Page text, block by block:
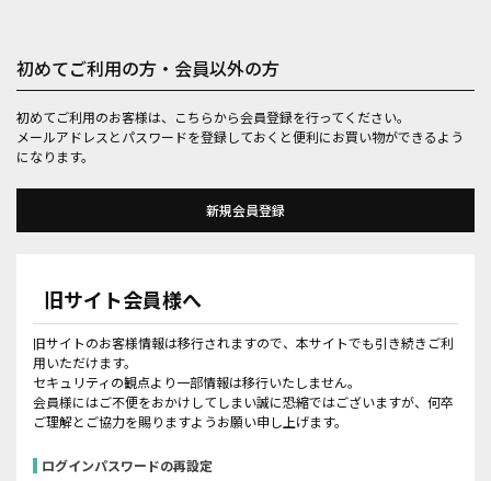
初めてご利用の方・会員以外の方
初めてご利用のお客様は、こちらから会員登録を行ってください。
メールアドレスとパスワードを登録しておくと便利にお買い物ができるよう
になります。
旧サイト会員様へ
旧サイトのお客様情報は移行されますので、本サイトでも引き続きご利
用いただけます。
セキュリティの観点より一部情報は移行いたしません。
会員様にはご不便をおかけしてしまい誠に恐縮ではございますが、何卒
ご理解とご協力を賜りますようお願い申し上げます。
ログインパスワードの再設定